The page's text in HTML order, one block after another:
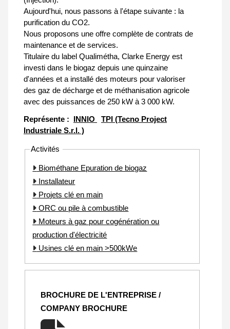
Aujourd'hui, nous passons à l'étape suivante : la
purification du CO2.
Nous proposons une offre complète de contrats de
maintenance et de services.
Titulaire du label Qualimétha, Clarke Energy est
investi dans le biogaz depuis une quinzaine
d'années et a installé des moteurs pour valoriser
des gaz de décharge et de méthanisation agricole
avec des puissances de 250 kW à 3 000 kW.
Représente : INNIO
TPI (Tecno Project
Industriale S.r.l. )
Activités
Biométhane Epuration de biogaz
Installateur
Projets clé en main
ORC ou pile à combustible
Moteurs à gaz pour cogénération ou
production d'électricité
Usines clé en main >500kWe
BROCHURE DE L'ENTREPRISE /
COMPANY BROCHURE